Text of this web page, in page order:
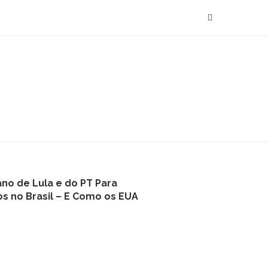
de Lula e do PT Para
no Brasil – E Como os EUA